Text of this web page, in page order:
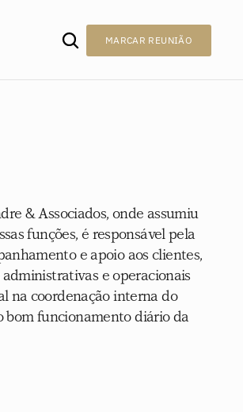
& Associados, onde assumiu
funções, é responsável pela
e apoio aos clientes,
e operacionais
na coordenação interna do
bom funcionamento diário da
MARCAR REUNIÃO